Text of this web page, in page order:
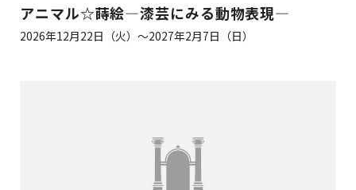
アニマル☆蒔絵—漆芸にみる動物表現—
2026年12月22日（火）～2027年2月7日（日）